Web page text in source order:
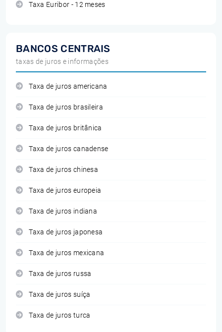
Taxa Euribor - 12 meses
BANCOS CENTRAIS
taxas de juros e informações
Taxa de juros americana
Taxa de juros brasileira
Taxa de juros britânica
Taxa de juros canadense
Taxa de juros chinesa
Taxa de juros europeia
Taxa de juros indiana
Taxa de juros japonesa
Taxa de juros mexicana
Taxa de juros russa
Taxa de juros suíça
Taxa de juros turca